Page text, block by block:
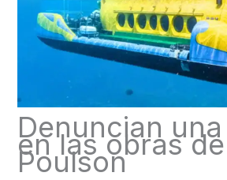
Denuncian
en las obras
Poulson